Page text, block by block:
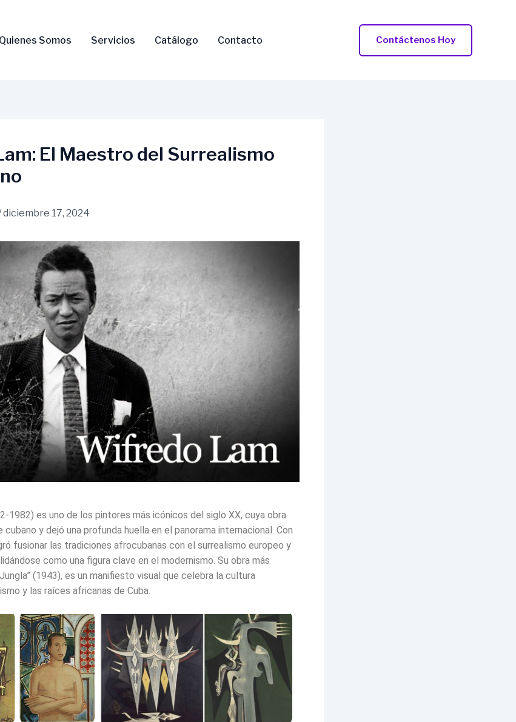
Quienes Somos Servicios Catálogo Contacto Contáctenos Hoy
El Maestro del Surrealismo
diciembre 17, 2024
1982) es uno de los pintores más icónicos del siglo XX, cuya obra
y dejó una profunda huella en el panorama internacional. Con
fusionar las tradiciones afrocubanas con el surrealismo europeo y
como una figura clave en el modernismo. Su obra más
(1943), es un manifiesto visual que celebra la cultura
y las raíces africanas de Cuba.